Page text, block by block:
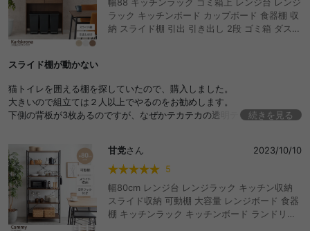
幅88 キッチンラック ゴミ箱上 レンジ台 レンジ
ラック キッチンボード カップボード 食器棚 収
納 スライド棚 引出 引き出し 2段 ゴミ箱 ダスト
スライド棚が動かない
猫トイレを囲える棚を探していたので、購入しました。
大きいので組立ては２人以上でやるのをお勧めします。
下側の背板が3枚あるのですが、なぜかテカテカの透明テープで連結して
な仕様にしたのか謎です。
引出しはスムーズですが、スライド棚は何も載せてない状態でも動きが
硬いので、使わないと思います。
大きな家具は完成品を買うに限ると思いましたが、本来の目的は果たせ
いるし質は値段相応です。
続きを見る
甘党さん
2023/10/10
5
幅80cm レンジ台 レンジラック キッチン収納
スライド収納 可動棚 大容量 レンジボード 食器
棚 キッチンラック キッチンボード ランドリー